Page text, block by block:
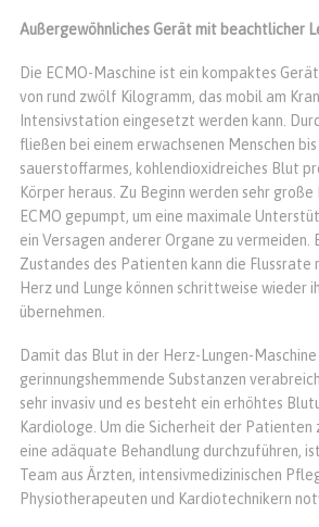
Außergewöhnliches Gerät mit beachtlicher
Die ECMO-Maschine ist ein kompaktes
von rund zwölf Kilogramm, das mobil am
Intensivstation eingesetzt werden kann.
fließen bei einem erwachsenen Menschen
sauerstoffarmes, kohlendioxidreiches Blut
Körper heraus. Zu Beginn werden sehr
ECMO gepumpt, um eine maximale
ein Versagen anderer Organe zu vermeiden.
Zustandes des Patienten kann die Flussrate
Herz und Lunge können schrittweise wieder
übernehmen.
Damit das Blut in der Herz-Lungen-
gerinnungshemmende Substanzen
sehr invasiv und es besteht ein erhöhtes
Kardiologe. Um die Sicherheit der Patienten
eine adäquate Behandlung durchzuführen,
Team aus Ärzten, intensivmedizinischen
Physiotherapeuten und Kardiotechnikern